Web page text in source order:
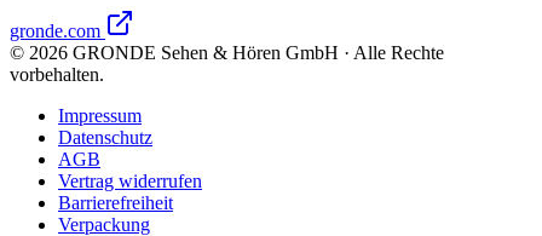
gronde.com
© 2026 GRONDE Sehen & Hören GmbH · Alle Rechte
vorbehalten.
Impressum
Datenschutz
AGB
Vertrag widerrufen
Barrierefreiheit
Verpackung